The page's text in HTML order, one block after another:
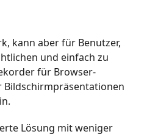
kann aber für Benutzer,
und einfach zu
für Browser-
Lösung mit weniger